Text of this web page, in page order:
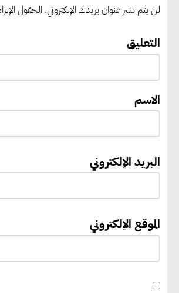
لن يتم نشر عنوان بريدك الإلكتروني. الحقول
التعليق
الاسم
البريد الإلكتروني
الموقع الإلكتروني
الانتظار حتى نهاية المرحلة
رئيس الوزراء يستقبل
يعمل على تطوير موقعه
حوكمة ملف الإعاقة في
مليون جنيه إسترليني
المتجددة